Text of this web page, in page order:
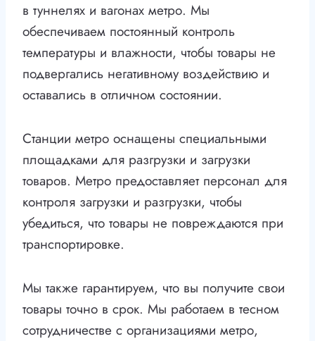
в туннелях и вагонах метро. Мы
обеспечиваем постоянный контроль
температуры и влажности, чтобы товары не
подвергались негативному воздействию и
оставались в отличном состоянии.
Станции метро оснащены специальными
площадками для разгрузки и загрузки
товаров. Метро предоставляет персонал для
контроля загрузки и разгрузки, чтобы
убедиться, что товары не повреждаются при
транспортировке.
Мы также гарантируем, что вы получите свои
товары точно в срок. Мы работаем в тесном
сотрудничестве с организациями метро,